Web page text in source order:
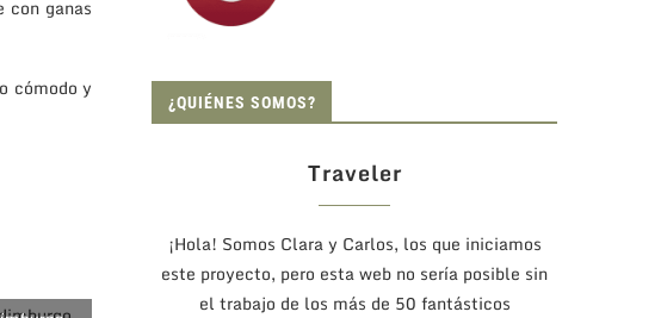
con ganas
cómodo y
¿QUIÉNES SOMOS?
Traveler
¡Hola! Somos Clara y Carlos, los que iniciamos
este proyecto, pero esta web no sería posible sin
el trabajo de los más de 50 fantásticos